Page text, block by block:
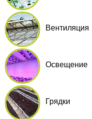
Вентиляция
Освещение
Грядки